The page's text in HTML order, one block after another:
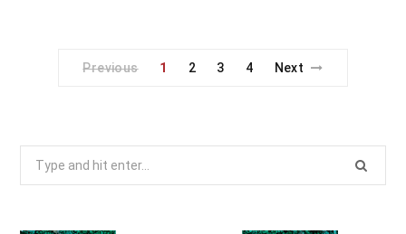
Previous 1 2 3 4 Next
Search